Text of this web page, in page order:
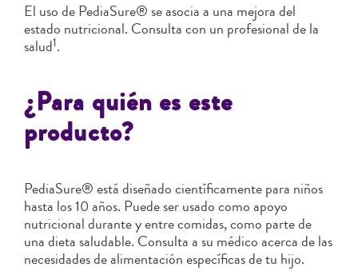
El uso de PediaSure® se asocia a una mejora del
estado nutricional. Consulta con un profesional de la
salud1.
¿Para quién es este
producto?
PediaSure® está diseñado científicamente para niños
hasta los 10 años. Puede ser usado como apoyo
nutricional durante y entre comidas, como parte de
una dieta saludable. Consulta a su médico acerca de las
necesidades de alimentación específicas de tu hijo.